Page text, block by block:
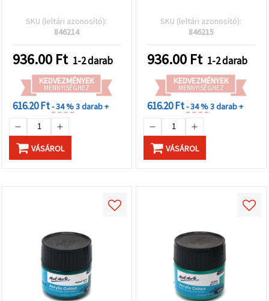
SKU (leltári azonosító):
846214
936.00 Ft 1-2 darab
KEDVEZMÉNYEK
MENNYISÉGHEZ
616.20 Ft- 34 %3 darab +
VÁSÁROL
SKU (leltári azonosító):
846215
936.00 Ft 1-2 darab
KEDVEZMÉNYEK
MENNYISÉGHEZ
616.20 Ft- 34 %3 darab +
VÁSÁROL